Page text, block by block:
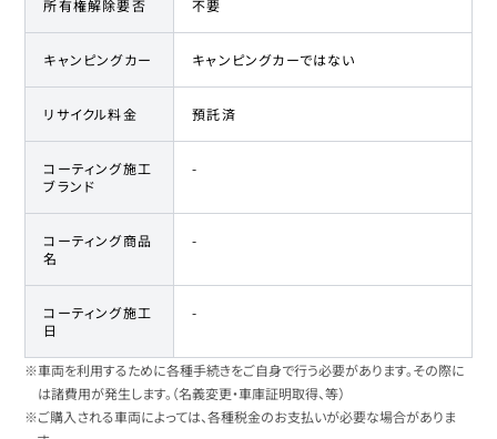
所有権解除要否 不要
キャンピングカー キャンピングカーではない
リサイクル料金 預託済
コーティング施工
ブランド
-
コーティング商品
名
-
コーティング施工
日
-
※車両を利用するために各種手続きをご自身で行う必要があります。その際に
は諸費用が発生します。（名義変更・車庫証明取得、等）
※ご購入される車両によっては、各種税金のお支払いが必要な場合がありま